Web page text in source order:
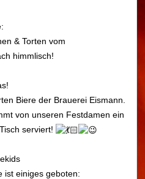
& Torten vom
himmlisch!
Biere der Brauerei Eismann.
von unseren Festdamen ein
serviert!
ist einiges geboten: